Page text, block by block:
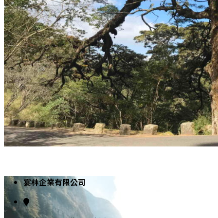
宴林企業有限公司